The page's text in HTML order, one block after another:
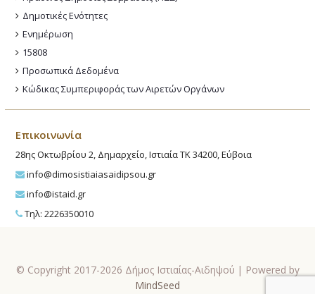
Δημοτικές Ενότητες
Ενημέρωση
15808
Προσωπικά Δεδομένα
Κώδικας Συμπεριφοράς των Αιρετών Οργάνων
Επικοινωνία
28ης Οκτωβρίου 2, Δημαρχείο, Ιστιαία ΤΚ 34200, Εύβοια
info@dimosistiaiasaidipsou.gr
info@istaid.gr
Τηλ: 2226350010
© Copyright 2017-2026 Δήμος Ιστιαίας-Αιδηψού | Powered by
MindSeed